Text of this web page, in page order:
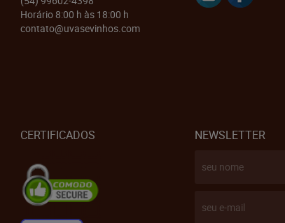
Horário 8:00 h às 18:00 h
contato@uvasevinhos.com
CERTIFICADOS NEWSLETTER